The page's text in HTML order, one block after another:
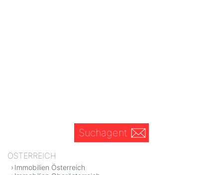
Suchagent
ÖSTERREICH
Immobilien Österreich